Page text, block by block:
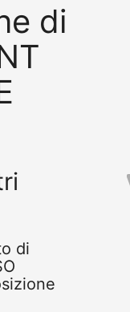
di
di